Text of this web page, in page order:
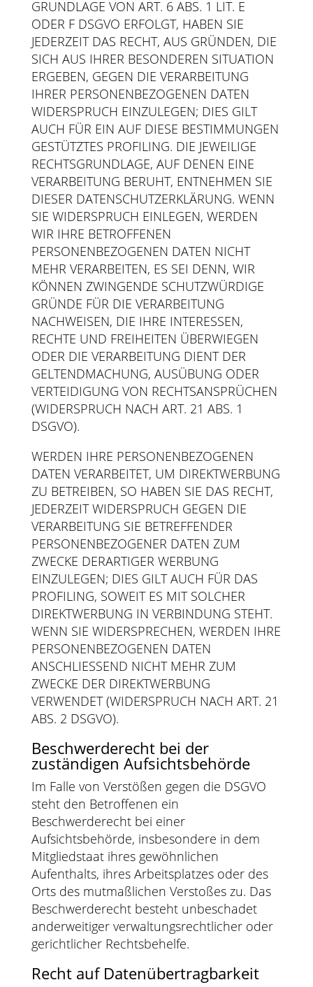
GRUNDLAGE VON ART. 6 ABS. 1 LIT. E
ODER F DSGVO ERFOLGT, HABEN SIE
JEDERZEIT DAS RECHT, AUS GRÜNDEN, DIE
SICH AUS IHRER BESONDEREN SITUATION
ERGEBEN, GEGEN DIE VERARBEITUNG
IHRER PERSONENBEZOGENEN DATEN
WIDERSPRUCH EINZULEGEN; DIES GILT
AUCH FÜR EIN AUF DIESE BESTIMMUNGEN
GESTÜTZTES PROFILING. DIE JEWEILIGE
RECHTSGRUNDLAGE, AUF DENEN EINE
VERARBEITUNG BERUHT, ENTNEHMEN SIE
DIESER DATENSCHUTZERKLÄRUNG. WENN
SIE WIDERSPRUCH EINLEGEN, WERDEN
WIR IHRE BETROFFENEN
PERSONENBEZOGENEN DATEN NICHT
MEHR VERARBEITEN, ES SEI DENN, WIR
KÖNNEN ZWINGENDE SCHUTZWÜRDIGE
GRÜNDE FÜR DIE VERARBEITUNG
NACHWEISEN, DIE IHRE INTERESSEN,
RECHTE UND FREIHEITEN ÜBERWIEGEN
ODER DIE VERARBEITUNG DIENT DER
GELTENDMACHUNG, AUSÜBUNG ODER
VERTEIDIGUNG VON RECHTSANSPRÜCHEN
(WIDERSPRUCH NACH ART. 21 ABS. 1
DSGVO).
WERDEN IHRE PERSONENBEZOGENEN
DATEN VERARBEITET, UM DIREKTWERBUNG
ZU BETREIBEN, SO HABEN SIE DAS RECHT,
JEDERZEIT WIDERSPRUCH GEGEN DIE
VERARBEITUNG SIE BETREFFENDER
PERSONENBEZOGENER DATEN ZUM
ZWECKE DERARTIGER WERBUNG
EINZULEGEN; DIES GILT AUCH FÜR DAS
PROFILING, SOWEIT ES MIT SOLCHER
DIREKTWERBUNG IN VERBINDUNG STEHT.
WENN SIE WIDERSPRECHEN, WERDEN IHRE
PERSONENBEZOGENEN DATEN
ANSCHLIESSEND NICHT MEHR ZUM
ZWECKE DER DIREKTWERBUNG
VERWENDET (WIDERSPRUCH NACH ART. 21
ABS. 2 DSGVO).
Beschwerde­recht bei der
zuständigen Aufsichts­behörde
Im Falle von Verstößen gegen die DSGVO
steht den Betroffenen ein
Beschwerderecht bei einer
Aufsichtsbehörde, insbesondere in dem
Mitgliedstaat ihres gewöhnlichen
Aufenthalts, ihres Arbeitsplatzes oder des
Orts des mutmaßlichen Verstoßes zu. Das
Beschwerderecht besteht unbeschadet
anderweitiger verwaltungsrechtlicher oder
gerichtlicher Rechtsbehelfe.
Recht auf Daten­übertrag­barkeit